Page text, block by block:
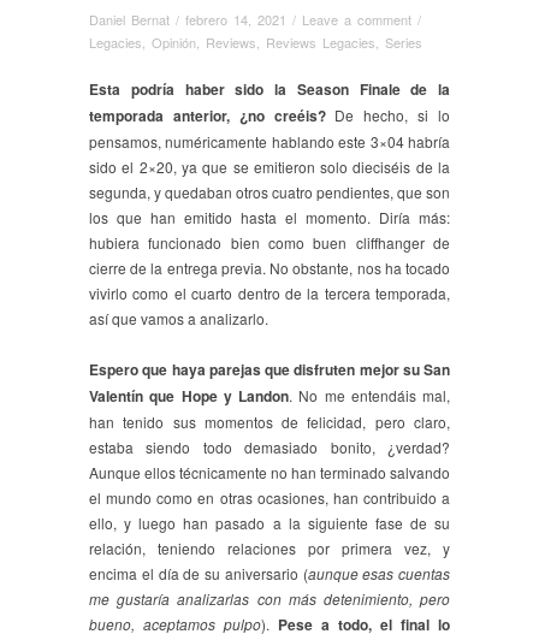
Daniel Bernat / febrero 14, 2021 / Leave a comment /
Legacies Opinión Reviews Reviews Legacies Series
Esta podría haber sido la Season Finale de la
temporada anterior, ¿no creéis?De hecho, si lo
pensamos, numéricamente hablando este 3×04 habría
sido el 2×20, ya que se emitieron solo dieciséis de la
segunda, y quedaban otros cuatro pendientes, que son
los que han emitido hasta el momento. Diría más:
hubiera funcionado bien como buen cliffhanger de
cierre de la entrega previa. No obstante, nos ha tocado
vivirlo como el cuarto dentro de la tercera temporada,
así que vamos a analizarlo.
Espero que haya parejas que disfruten mejor su San
Valentín que Hope y Landon. No me entendáis mal,
han tenido sus momentos de felicidad, pero claro,
estaba siendo todo demasiado bonito, ¿verdad?
Aunque ellos técnicamente no han terminado salvando
el mundo como en otras ocasiones, han contribuido a
ello, y luego han pasado a la siguiente fase de su
relación, teniendo relaciones por primera vez, y
encima el día de su aniversario (aunque esas cuentas
me gustaría analizarlas con más detenimiento, pero
bueno, aceptamos pulpo). Pese a todo, el final lo